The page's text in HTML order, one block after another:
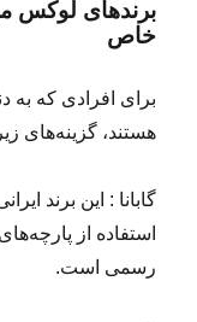
برندهای لوکس
خاص
برای افرادی که به
هستند، گزینه‌های
گابانا : این برند
استفاده از
رسمی است.